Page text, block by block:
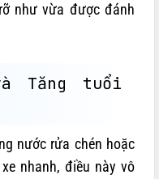
như vừa được đánh
Tăng tuổi
nước rửa chén hoặc
nhanh, điều này vô